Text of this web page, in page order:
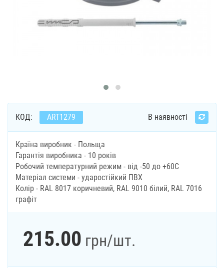
КОД: ART1279 В наявності
Країна виробник - Польща
Гарантія виробника - 10 років
Робочий температурний режим - від -50 до +60С
Матеріал системи - ударостійкий ПВХ
Колір - RAL 8017 коричневий, RAL 9010 білий, RAL 7016
графіт
215.00 грн/шт.